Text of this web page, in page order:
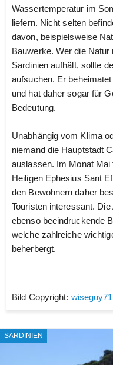
Wassertemperatur im
liefern. Nicht selten
davon, beispielsweise
Bauwerke. Wer die
Sardinien aufhält, sollte
aufsuchen. Er
und hat daher sogar für
Bedeutung.
Unabhängig vom Klima
niemand die Hauptstadt
auslassen. Im Monat Mai
Heiligen Ephesius Sant
den Bewohnern daher
Touristen interessant.
ebenso beeindruckende
welche zahlreiche
beherbergt.
Bild Copyright: wiseguy71
SARDINIEN